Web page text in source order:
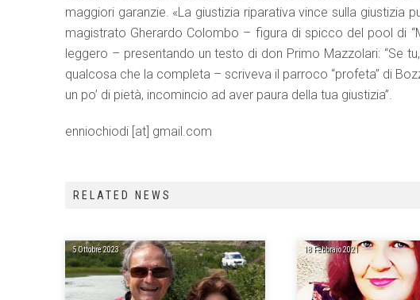
maggiori garanzie. «La giustizia riparativa vince sulla giustizia
magistrato Gherardo Colombo – figura di spicco del pool di
leggero – presentando un testo di don Primo Mazzolari: “Se
qualcosa che la completa – scriveva il parroco “profeta” di
un po’ di pietà, incomincio ad aver paura della tua giustizia”.
enniochiodi [at] gmail.com
RELATED NEWS
5 Ottobre 2023 18 Febbraio 2021